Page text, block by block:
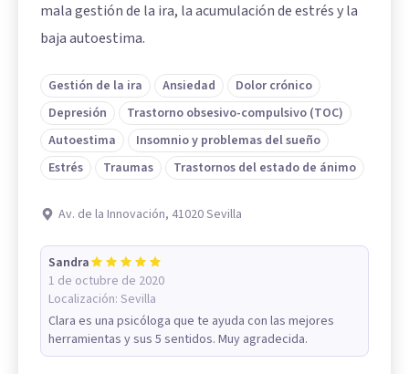
mala gestión de la ira, la acumulación de estrés y la
baja autoestima.
Gestión de la ira Ansiedad
Dolor crónico
Depresión
Trastorno obsesivo-compulsivo (TOC)
Autoestima
Insomnio y problemas del sueño
Estrés
Traumas Trastornos del estado de ánimo
Av. de la Innovación, 41020 Sevilla
Sandra
1 de octubre de 2020
Localización: Sevilla
Clara es una psicóloga que te ayuda con las mejores
herramientas y sus 5 sentidos. Muy agradecida.